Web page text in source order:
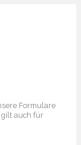
Formulare
gilt auch für